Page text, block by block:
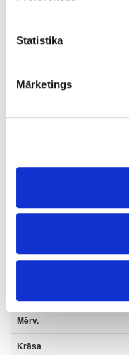
Statistika
Mārketings